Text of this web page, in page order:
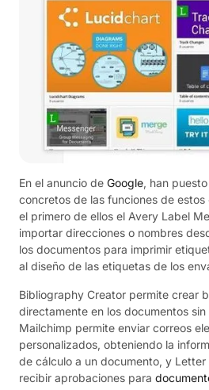
En el anuncio de Google, han
concretos de las funciones de
el primero de ellos el Avery Label
importar direcciones o nombres
los documentos para imprimir
al diseño de las etiquetas de los
Bibliography Creator permite crear
directamente en los documentos
Mailchimp permite enviar correos
personalizados, obteniendo la
de cálculo a un documento, y
recibir aprobaciones para